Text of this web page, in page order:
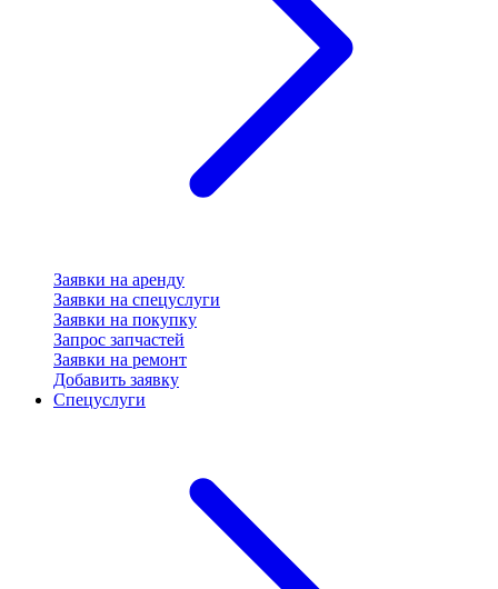
Заявки на аренду
Заявки на спецуслуги
Заявки на покупку
Запрос запчастей
Заявки на ремонт
Добавить заявку
Спецуслуги